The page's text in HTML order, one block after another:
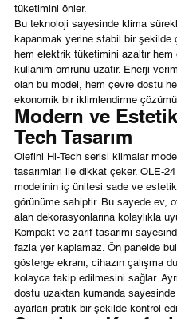
tüketimini önler.
Bu teknoloji sayesinde klima
kapanmak yerine stabil bir şekilde
hem elektrik tüketimini azaltır hem
kullanım ömrünü uzatır. Enerji
olan bu model, hem çevre dostu
ekonomik bir iklimlendirme
Modern ve
Tech Tasarım
Olefini Hi-Tech serisi klimalar
tasarımları ile dikkat çeker. OLE-
modelinin iç ünitesi sade ve
görünüme sahiptir. Bu sayede ev,
alan dekorasyonlarına kolaylıkla
Kompakt ve zarif tasarımı
fazla yer kaplamaz. Ön panelde
gösterge ekranı, cihazın çalışma
kolayca takip edilmesini sağlar.
dostu uzaktan kumanda
ayarları pratik bir şekilde kontrol